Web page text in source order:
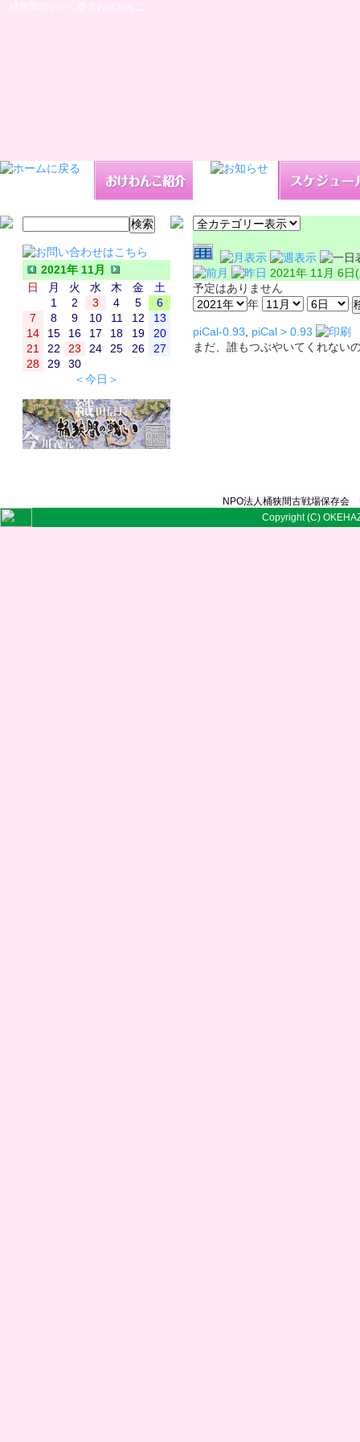
2021年 11月
日
月 火 水 木 金
土
1
2 3 4 5
6
7
8 9 10 11 12
13
14
15 16 17 18 19
20
21
22 23 24 25 26
27
28
29
30
＜今日＞
2021年 11月 6日
予定はありません
年
piCal-0.93, piCal > 0.93
まだ、誰もつぶやいてくれな
NPO法人桶狭間古戦場保存
Copyright (C)